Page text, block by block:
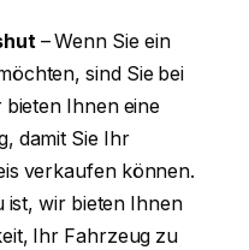
– Wenn Sie ein
sind Sie bei
Ihnen eine
damit Sie Ihr
verkaufen können.
ist, wir bieten Ihnen
Ihr Fahrzeug zu